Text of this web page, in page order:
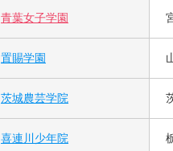
青葉女子学園
置賜学園
茨城農芸学院
喜連川少年院